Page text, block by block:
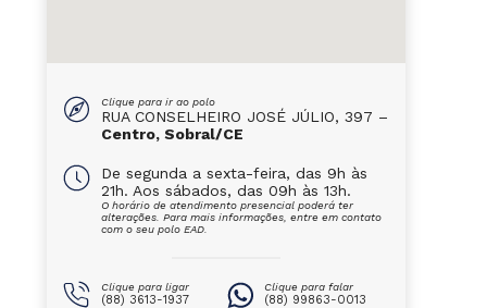
Clique para ir ao polo
RUA CONSELHEIRO JOSÉ JÚLIO, 397 –
Centro, Sobral/CE
De segunda a sexta-feira, das 9h às
21h. Aos sábados, das 09h às 13h.
O horário de atendimento presencial poderá ter
alterações. Para mais informações, entre em contato
com o seu polo EAD.
Clique para ligar
(88) 3613-1937
Clique para falar
(88) 99863-0013